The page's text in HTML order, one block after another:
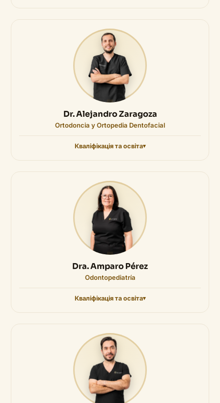
Dr. Alejandro Zaragoza
Ortodoncia y Ortopedia Dentofacial
Кваліфікація та освіта
Dra. Amparo Pérez
Odontopediatría
Кваліфікація та освіта